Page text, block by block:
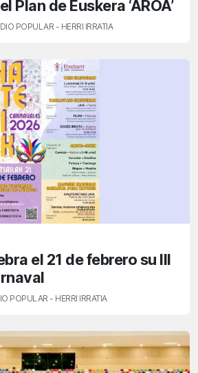
Plan de Euskera ‘AROA’
POPULAR - HERRI IRRATIA
el 21 de febrero su III
POPULAR - HERRI IRRATIA